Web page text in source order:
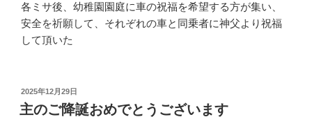
各ミサ後、幼稚園園庭に車の祝福を希望する方が集い、
安全を祈願して、それぞれの車と同乗者に神父より祝福
して頂いた
投
稿
2025年12月29日
主のご降誕おめでとうございます